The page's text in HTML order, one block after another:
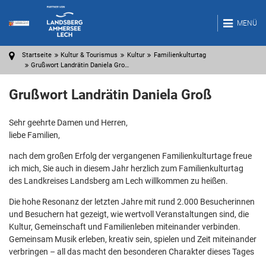
MENÜ
Startseite Kultur & Tourismus Kultur
Familienkulturtag
Grußwort Landrätin Daniela Gro…
Grußwort Landrätin Daniela Groß
Sehr geehrte Damen und Herren,
liebe Familien,
nach dem großen Erfolg der vergangenen Familienkulturtage freue
ich mich, Sie auch in diesem Jahr herzlich zum Familienkulturtag
des Landkreises Landsberg am Lech willkommen zu heißen.
Die hohe Resonanz der letzten Jahre mit rund 2.000 Besucherinnen
und Besuchern hat gezeigt, wie wertvoll Veranstaltungen sind, die
Kultur, Gemeinschaft und Familienleben miteinander verbinden.
Gemeinsam Musik erleben, kreativ sein, spielen und Zeit miteinander
verbringen – all das macht den besonderen Charakter dieses Tages